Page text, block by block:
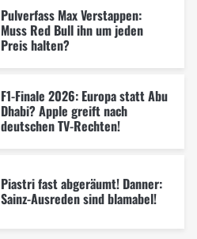
Pulverfass Max Verstappen:
Muss Red Bull ihn um jeden
Preis halten?
F1-Finale 2026: Europa statt Abu
Dhabi? Apple greift nach
deutschen TV-Rechten!
Piastri fast abgeräumt! Danner:
Sainz-Ausreden sind blamabel!